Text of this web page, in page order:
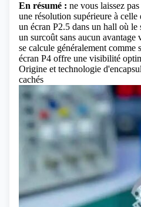
En résumé : ne vous laissez
une résolution supérieure à
un écran P2.5 dans un hall où le
un surcoût sans aucun
se calcule généralement
écran P4 offre une visibilité
Origine et technologie
cachés